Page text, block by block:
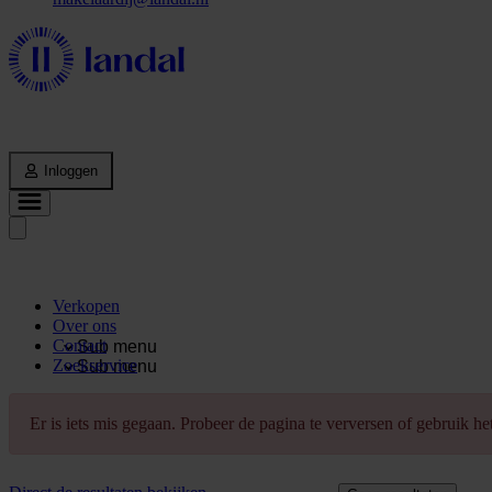
Inloggen
Verkopen
Over ons
Sub menu
Contact
Sub menu
Zoekservice
Er is iets mis gegaan. Probeer de pagina te verversen of gebruik